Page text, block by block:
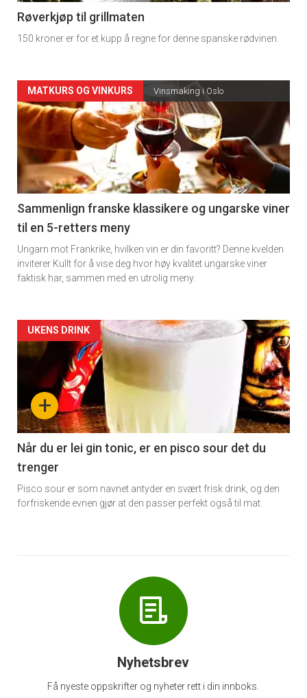
4
Røverkjøp til grillmaten
150 kroner er for et kupp å regne for denne spanske rødvinen.
Forsiden
akkurat
nå
-
5
MATKURS OG VINKURS Vinsmaking i Oslo
Sammenlign franske klassikere og ungarske viner
til en 5-retters meny
Ungarn mot Frankrike, hvilken vin er din favoritt? Denne kvelden
inviterer Kullt for å vise deg hvor høy kvalitet ungarske viner
faktisk har, sammen med en utrolig meny.
Forsiden
akkurat
nå
-
6
+
UKENS DRINK
Når du er lei gin tonic, er en pisco sour det du
trenger
Pisco sour er som navnet antyder en svært frisk drink, og den
forfriskende evnen gjør at den passer perfekt også til mat.
Nyhetsbrev
Få nyeste oppskrifter og nyheter rett i din innboks.